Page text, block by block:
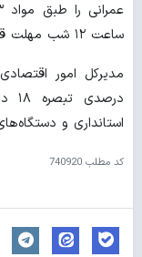
ساعت ۱۲ شب مهلت قانونی به حساب دستگاه‌ها منتقل کردیم.
استانداری و
کد مطلب 740920